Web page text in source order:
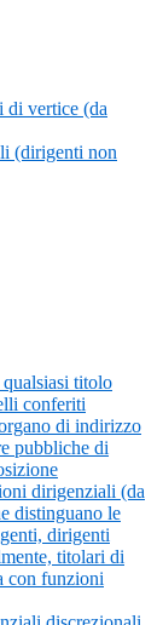
di vertice (da
(dirigenti non
titolo
conferiti
di indirizzo
pubbliche di
dirigenziali (da
distinguano le
dirigenti
titolari di
con funzioni